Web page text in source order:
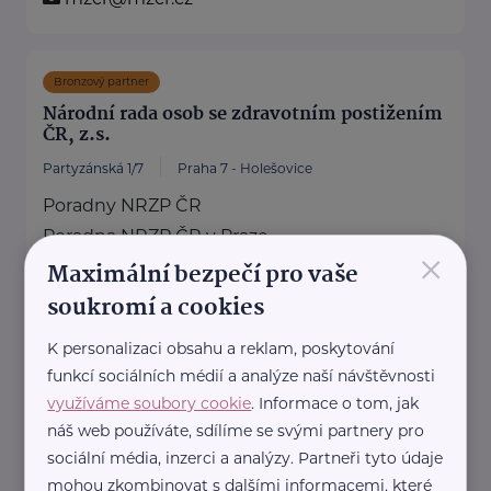
Bronzový partner
Národní rada osob se zdravotním postižením
ČR, z.s.
Partyzánská 1/7 Praha 7 - Holešovice
Poradny NRZP ČR
Poradna NRZP ČR v Praze
Partyzánská 1/7, 170 00 Praha 7
230 234 956, ...
https://nrzp.cz/
+420 230 234 954
nrzpcr@nrzp.cz
Policie ČR
×
Maximální bezpečí pro vaše
soukromí a cookies
K personalizaci obsahu a reklam, poskytování
funkcí sociálních médií a analýze naší návštěvnosti
využíváme soubory cookie. Informace o tom, jak
náš web používáte, sdílíme se svými partnery pro
sociální média, inzerci a analýzy. Partneři tyto údaje
mohou zkombinovat s dalšími informacemi, které